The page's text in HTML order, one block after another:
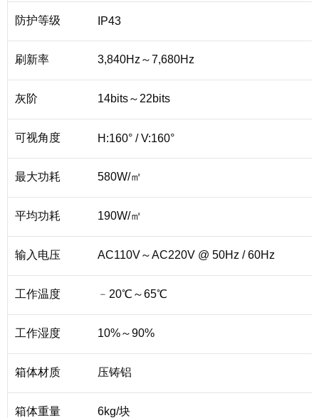
防护等级 IP43
刷新率 3,840Hz～7,680Hz
灰阶 14bits～22bits
可视角度 H:160° / V:160°
最大功耗 580W/㎡
平均功耗 190W/㎡
输入电压 AC110V～AC220V @ 50Hz / 60Hz
工作温度 ﹣20℃～65℃
工作湿度 10%～90%
箱体材质 压铸铝
箱体重量 6kg/块